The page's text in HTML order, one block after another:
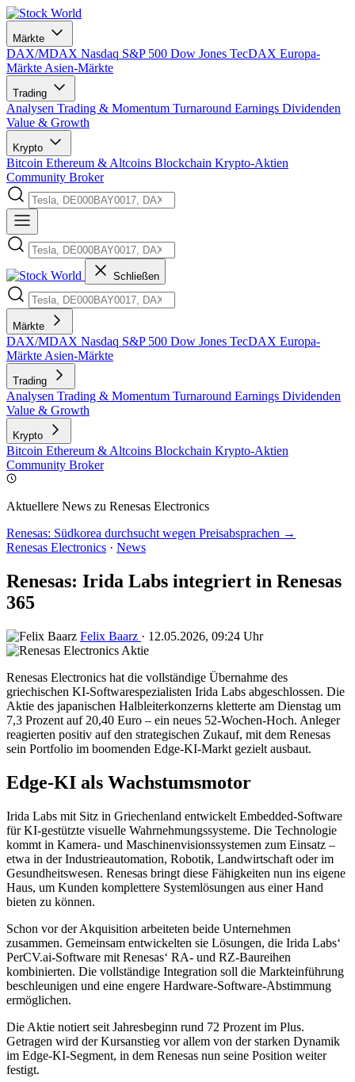
Märkte
DAX/MDAX Nasdaq S&P 500 Dow Jones TecDAX Europa-
Märkte Asien-Märkte
Trading
Analysen Trading & Momentum Turnaround Earnings Dividenden
Value & Growth
Krypto
Bitcoin Ethereum & Altcoins Blockchain Krypto-Aktien
Community Broker
Schließen
Märkte
DAX/MDAX Nasdaq S&P 500 Dow Jones TecDAX Europa-
Märkte Asien-Märkte
Trading
Analysen Trading & Momentum Turnaround Earnings Dividenden
Value & Growth
Krypto
Bitcoin Ethereum & Altcoins Blockchain Krypto-Aktien
Community Broker
Aktuellere News zu Renesas Electronics
Renesas: Südkorea durchsucht wegen Preisabsprachen →
Renesas Electronics · News
Renesas: Irida Labs integriert in Renesas
365
Felix Baarz · 12.05.2026, 09:24 Uhr
Renesas Electronics hat die vollständige Übernahme des
griechischen KI-Softwarespezialisten Irida Labs abgeschlossen. Die
Aktie des japanischen Halbleiterkonzerns kletterte am Dienstag um
7,3 Prozent auf 20,40 Euro – ein neues 52-Wochen-Hoch. Anleger
reagierten positiv auf den strategischen Zukauf, mit dem Renesas
sein Portfolio im boomenden Edge-KI-Markt gezielt ausbaut.
Edge-KI als Wachstumsmotor
Irida Labs mit Sitz in Griechenland entwickelt Embedded-Software
für KI-gestützte visuelle Wahrnehmungssysteme. Die Technologie
kommt in Kamera- und Maschinenvisionssystemen zum Einsatz –
etwa in der Industrieautomation, Robotik, Landwirtschaft oder im
Gesundheitswesen. Renesas bringt diese Fähigkeiten nun ins eigene
Haus, um Kunden komplettere Systemlösungen aus einer Hand
bieten zu können.
Schon vor der Akquisition arbeiteten beide Unternehmen
zusammen. Gemeinsam entwickelten sie Lösungen, die Irida Labs‘
PerCV.ai-Software mit Renesas‘ RA- und RZ-Baureihen
kombinierten. Die vollständige Integration soll die Markteinführung
beschleunigen und eine engere Hardware-Software-Abstimmung
ermöglichen.
Die Aktie notiert seit Jahresbeginn rund 72 Prozent im Plus.
Getragen wird der Kursanstieg vor allem von der starken Dynamik
im Edge-KI-Segment, in dem Renesas nun seine Position weiter
festigt.